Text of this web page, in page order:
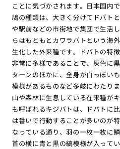
ことに気づかされます。日本国内
鳩の種類は、大きく分けてドバト
や駅前などの市街地で集団で生活
らはもともとカワラバトという海
生化した外来種です。ドバトの特
非常に多様であることで、灰色に
ターンのほかに、全身が白っぽい
模様があるものなど多岐にわたり
山や森林に生息している在来種が
も呼ばれるキジバトは、ドバトに
は番いで行動することが多いのが
なっている通り、羽の一枚一枚に
首の横に青と黒の縞模様が入って